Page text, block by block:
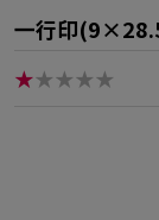
一行印
★★★★★